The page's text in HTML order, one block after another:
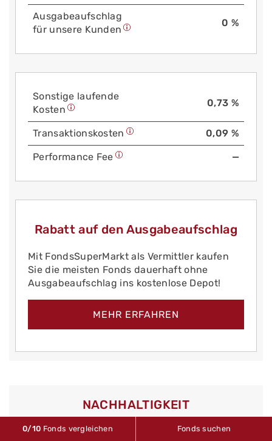
Aus­gabe­auf­schlag
für unsere Kunden
0 %
Sonstige laufende
Kosten
0,73 %
Trans­aktions­kosten 0,09 %
Performance Fee —
Rabatt auf den Ausgabeaufschlag
Mit FondsSuperMarkt als Vermittler kaufen
Sie die meisten Fonds dauerhaft ohne
Ausgabeaufschlag ins kostenlose Depot!
MEHR ERFAHREN
NACHHALTIGKEIT
0/10 Fonds vergleichen Fonds suchen